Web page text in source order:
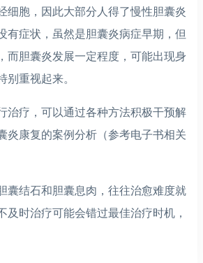
细胞，因此大部分人得了慢性胆囊炎
有症状，虽然是胆囊炎病症早期，但
而胆囊炎发展一定程度，可能出现身
别重视起来。
治疗，可以通过各种方法积极干预解
炎康复的案例分析（参考电子书相关
囊结石和胆囊息肉，往往治愈难度就
及时治疗可能会错过最佳治疗时机，